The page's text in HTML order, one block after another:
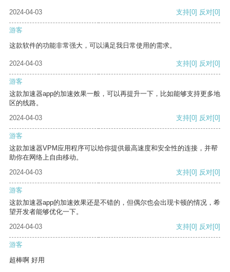
2024-04-03 支持[0] 反对[0]
游客
这款软件的功能非常强大，可以满足我日常使用的需求。
2024-04-03 支持[0] 反对[0]
游客
这款加速器app的加速效果一般，可以再提升一下，比如能够支持更多地
区的线路。
2024-04-03
支持[0] 反对[0]
游客
这款加速器VPM应用程序可以给你提供最高速度和安全性的连接，并帮
助你在网络上自由移动。
2024-04-03
支持[0] 反对[0]
游客
这款加速器app的加速效果还是不错的，但偶尔也会出现卡顿的情况，希
望开发者能够优化一下。
2024-04-03
支持[0] 反对[0]
游客
超棒啊 好用